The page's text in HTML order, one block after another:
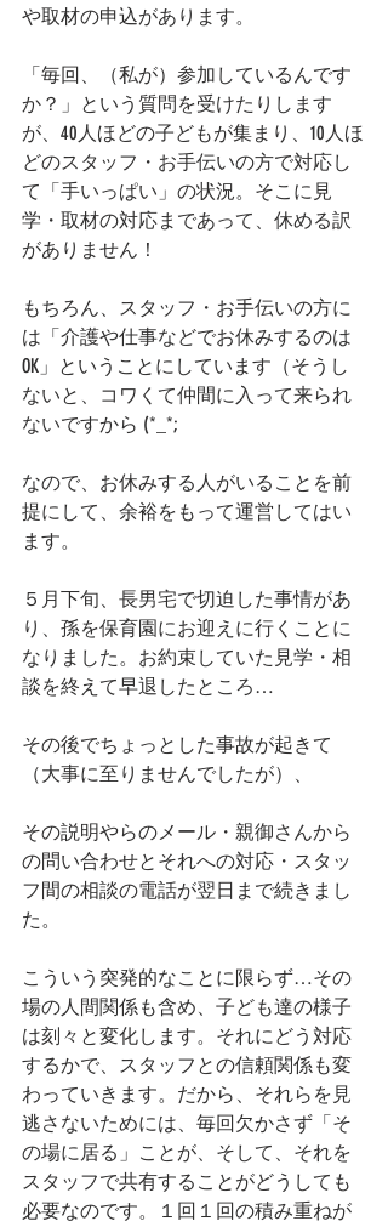
や取材の申込があります。
「毎回、（私が）参加しているんです
か？」という質問を受けたりします
が、40人ほどの子どもが集まり、10人ほ
どのスタッフ・お手伝いの方で対応し
て「手いっぱい」の状況。そこに見
学・取材の対応まであって、休める訳
がありません！
もちろん、スタッフ・お手伝いの方に
は「介護や仕事などでお休みするのは
OK」ということにしています（そうし
ないと、コワくて仲間に入って来られ
ないですから (*_*;
なので、お休みする人がいることを前
提にして、余裕をもって運営してはい
ます。
５月下旬、長男宅で切迫した事情があ
り、孫を保育園にお迎えに行くことに
なりました。お約束していた見学・相
談を終えて早退したところ…
その後でちょっとした事故が起きて
（大事に至りませんでしたが）、
その説明やらのメール・親御さんから
の問い合わせとそれへの対応・スタッ
フ間の相談の電話が翌日まで続きまし
た。
こういう突発的なことに限らず…その
場の人間関係も含め、子ども達の様子
は刻々と変化します。それにどう対応
するかで、スタッフとの信頼関係も変
わっていきます。だから、それらを見
逃さないためには、毎回欠かさず「そ
の場に居る」ことが、そして、それを
スタッフで共有することがどうしても
必要なのです。１回１回の積み重ねが